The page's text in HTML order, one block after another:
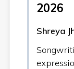
2026
Shreya